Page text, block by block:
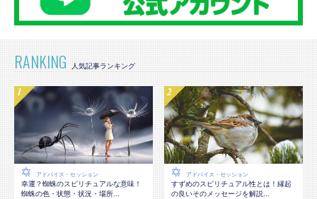
RANKING
アドバイス・セッション
幸運？蜘蛛のスピリチュアルな意味！
蜘蛛の色・状態・状況・場所...
アドバイス・セッション
すずめのスピリチュアル性とは！縁起
の良いそのメッセージを解説...